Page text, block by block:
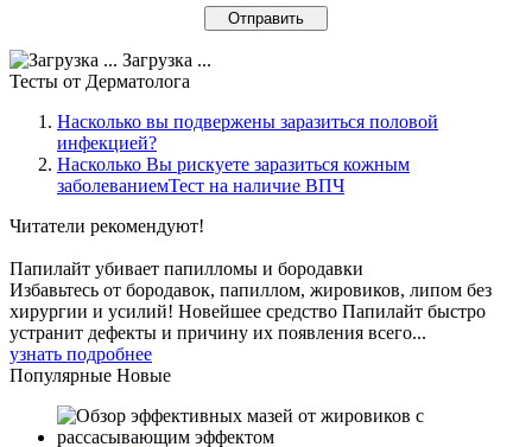
Загрузка ...
Тесты от Дерматолога
Насколько вы подвержены заразиться половой
инфекцией?
Насколько Вы рискуете заразиться кожным
заболеваниемТест на наличие ВПЧ
Читатели рекомендуют!
Папилайт убивает папилломы и бородавки
Избавьтесь от бородавок, папиллом, жировиков, липом без
хирургии и усилий! Новейшее средство Папилайт быстро
устранит дефекты и причину их появления всего...
узнать подробнее
Популярные Новые